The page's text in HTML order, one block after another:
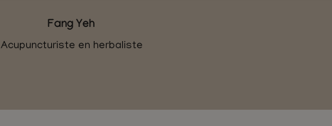
Fang Yeh
Acupuncturiste en herbaliste